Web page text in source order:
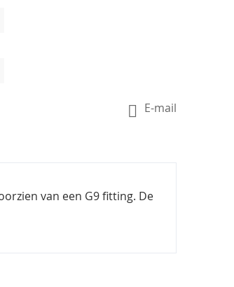
E-mail
van een G9 fitting. De